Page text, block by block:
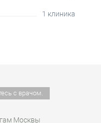
1 клиника
с врачом.
Москвы